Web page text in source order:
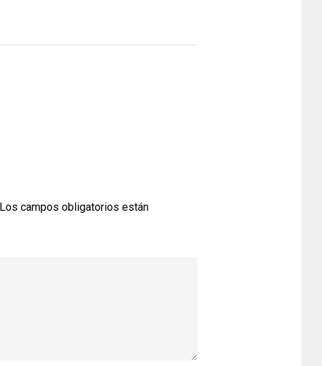
Los campos obligatorios están